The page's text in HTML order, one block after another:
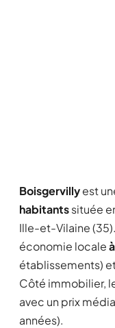
Boisgervillyest
habitantssituée
Ille-et-Vilaine
économie locale
établissements)
Côté immobilier,
avec un prix
années).